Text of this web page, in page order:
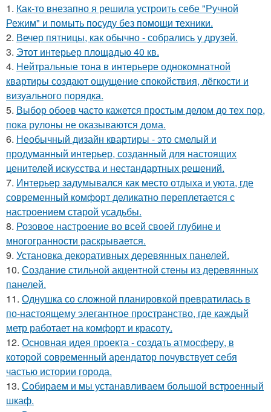
1. Как-то внезапно я решила устроить себе "Ручной
Режим" и помыть посуду без помощи техники.
2. Вечер пятницы, как обычно - собрались у друзей.
3. Этот интерьер площадью 40 кв.
4. Нейтральные тона в интерьере однокомнатной
квартиры создают ощущение спокойствия, лёгкости и
визуального порядка.
5. Выбор обоев часто кажется простым делом до тех пор,
пока рулоны не оказываются дома.
6. Необычный дизайн квартиры - это смелый и
продуманный интерьер, созданный для настоящих
ценителей искусства и нестандартных решений.
7. Интерьер задумывался как место отдыха и уюта, где
современный комфорт деликатно переплетается с
настроением старой усадьбы.
8. Розовое настроение во всей своей глубине и
многогранности раскрывается.
9. Установка декоративных деревянных панелей.
10. Создание стильной акцентной стены из деревянных
панелей.
11. Однушка со сложной планировкой превратилась в
по-настоящему элегантное пространство, где каждый
метр работает на комфорт и красоту.
12. Основная идея проекта - создать атмосферу, в
которой современный арендатор почувствует себя
частью истории города.
13. Собираем и мы устанавливаем большой встроенный
шкаф.